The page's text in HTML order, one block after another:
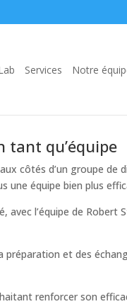
Services Notre
tant qu’équipe
côtés d’un groupe de
une équipe bien plus
l’équipe de Robert
préparation et des
renforcer son